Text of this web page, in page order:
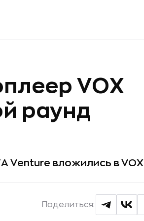
VOX
раунд
Venture вложились в VOX
Поделиться: